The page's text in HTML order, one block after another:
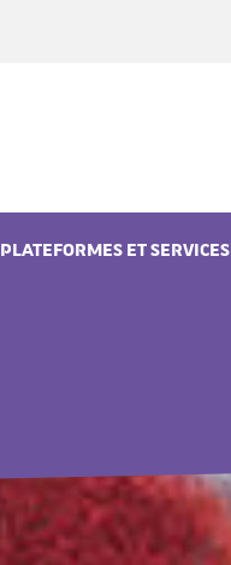
PLATEFORMES ET SERVICES